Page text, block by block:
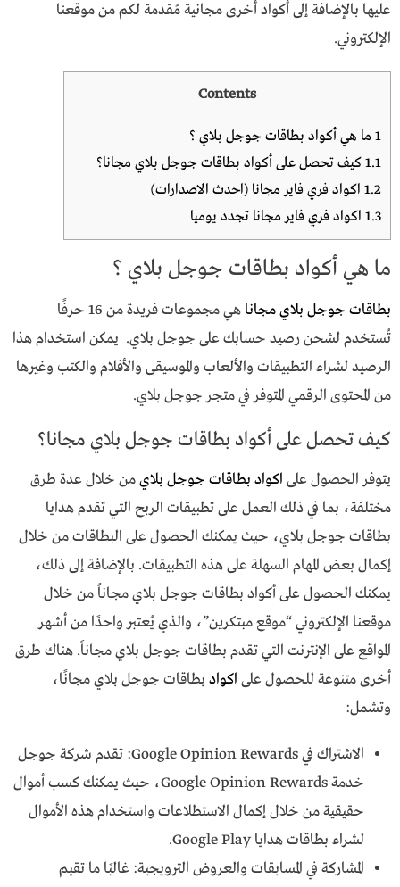
عليها بالإضافة إلى أكواد أخرى مجانية مُقدمة لكم من موقعنا
الإلكتروني.
Contents
1 ما هي أكواد بطاقات جوجل بلاي ؟
1.1كيف تحصل على أكواد بطاقات جوجل بلاي مجانا؟
1.2 اكواد فري فاير مجانا (احدث الاصدارات)
1.3 اكواد فري فاير مجانا تجدد يوميا
ما هي أكواد بطاقات جوجل بلاي ؟
بطاقات جوجل بلاي مجانا
هي مجموعات فريدة من 16 حرفًا
تُستخدم لشحن رصيد حسابك على جوجل بلاي. يمكن استخدام هذا
الرصيد لشراء التطبيقات والألعاب والموسيقى والأفلام والكتب وغيرها
من المحتوى الرقمي المتوفر في متجر جوجل بلاي.
كيف تحصل على أكواد بطاقات جوجل بلاي مجانا؟
يتوفر الحصول على اكواد بطاقات جوجل بلايمن خلال عدة طرق
مختلفة، بما في ذلك العمل على تطبيقات الربح التي تقدم هدايا
بطاقات جوجل بلاي، حيث يمكنك الحصول على البطاقات من خلال
إكمال بعض المهام السهلة على هذه التطبيقات. بالإضافة إلى ذلك،
يمكنك الحصول على أكواد بطاقات جوجل بلاي مجاناً من خلال
موقعنا الإلكتروني “موقع مبتكرين”، والذي يُعتبر واحدًا من أشهر
المواقع على الإنترنت التي تقدم بطاقات جوجل بلاي مجاناً. هناك طرق
أخرى متنوعة للحصول على اكواد بطاقات جوجل بلاي مجانًا،
وتشمل:
الاشتراك في Google Opinion Rewards: تقدم شركة جوجل
خدمة Google Opinion Rewards، حيث يمكنك كسب أموال
حقيقية من خلال إكمال الاستطلاعات واستخدام هذه الأموال
لشراء بطاقات هدايا Google Play.
المشاركة في المسابقات والعروض الترويجية: غالبًا ما تقيم